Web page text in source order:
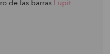
de las barras Lupit